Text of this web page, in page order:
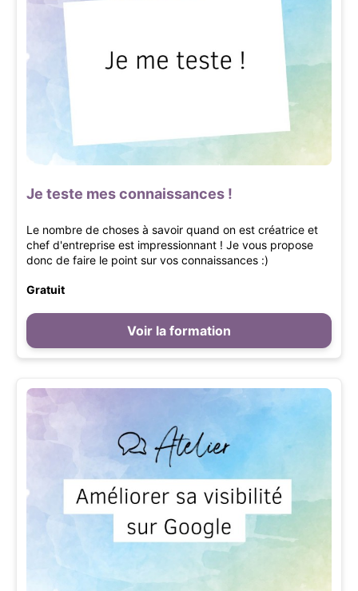
Je teste mes connaissances !
Le nombre de choses à savoir quand on est créatrice et
chef d'entreprise est impressionnant ! Je vous propose
donc de faire le point sur vos connaissances :)
Gratuit
Voir la formation